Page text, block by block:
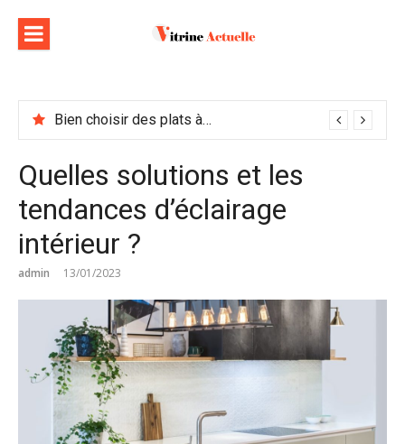
contenu
Bien choisir des plats à emporter : astuces et idées pour varier les plaisirs
Quelles solutions et les
tendances d’éclairage
intérieur ?
admin 13/01/2023